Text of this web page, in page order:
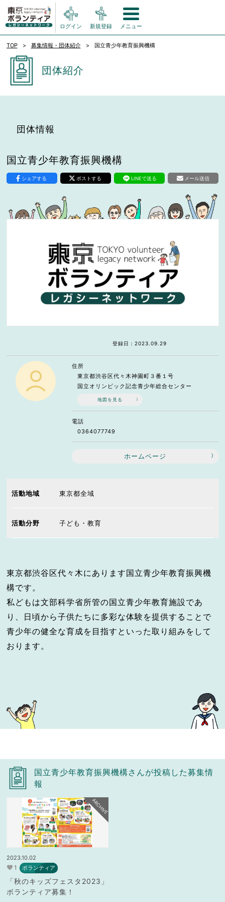
ログイン 新規登録 メニュー
TOP 募集情報・団体紹介 国立青少年教育振興機構
団体紹介
団体情報
国立青少年教育振興機構
シェアする ポストする LINEで送る メール送信
登録日：2023.09.29
住所
東京都渋谷区代々木神園町３番１号
国立オリンピック記念青少年総合センター
地図を見る
電話
0364077749
ホームページ
活動地域 東京都全域
活動分野 子ども・教育
東京都渋谷区代々木にあります国立青少年教育振興機
構です。
私どもは文部科学省所管の国立青少年教育施設であ
り、日頃から子供たちに多彩な体験を提供することで
青少年の健全な育成を目指すといった取り組みをして
おります。
国立青少年教育振興機構さんが投稿した募集情
報
ARCHIVE
2023.10.02
1 ボランティア
「秋のキッズフェスタ2023」
ボランティア募集！